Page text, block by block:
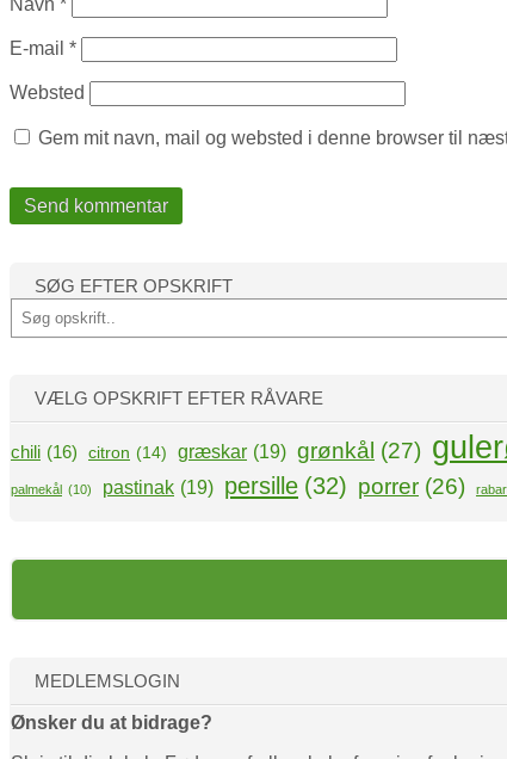
E-mail *
Websted
Gem mit navn, mail og websted i denne browser til
SØG EFTER OPSKRIFT
VÆLG OPSKRIFT EFTER RÅVARE
chili (16) citron (14) græskar (19) grønkål (27)
palmekål (10) pastinak (19) persille (32) porrer (26)
MEDLEMSLOGIN
Ønsker du at bidrage?